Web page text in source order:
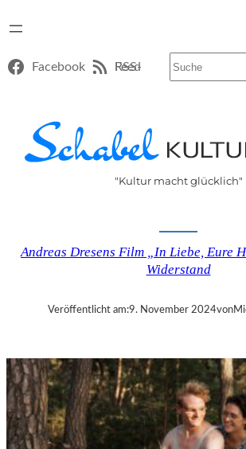
Facebook RSS-Feed
"Kultur macht glücklich"
Andreas Dresens Film „In Liebe, Eure
Widerstand
Veröffentlicht am:9. November 2024von